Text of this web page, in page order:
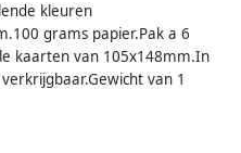
kleuren
grams papier.Pak a 6
kaarten van 105x148mm.In
van 1